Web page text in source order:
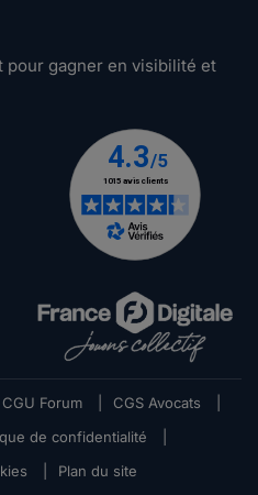
gagner en visibilité et
CGU Forum CGS Avocats
de confidentialité
Plan du site